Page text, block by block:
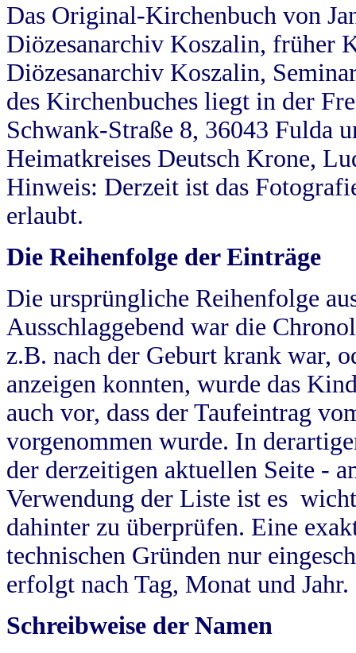
Das Original-Kirchenbuch von
Diözesanarchiv Koszalin, früher
Diözesanarchiv Koszalin,
des Kirchenbuches liegt in der
Schwank-Straße 8, 36043 Fulda
Heimatkreises Deutsch Krone,
Hinweis: Derzeit ist das
erlaubt.
Die Reihenfolge der Einträge
Die ursprüngliche Reihenfolge
Ausschlaggebend war die
z.B. nach der Geburt krank war,
anzeigen konnten, wurde das
auch vor, dass der Taufeintrag
vorgenommen wurde. In
der derzeitigen aktuellen Seite -
Verwendung der Liste ist es
dahinter zu überprüfen. Eine
technischen Gründen nur
erfolgt nach Tag, Monat und Jahr.
Schreibweise der Namen